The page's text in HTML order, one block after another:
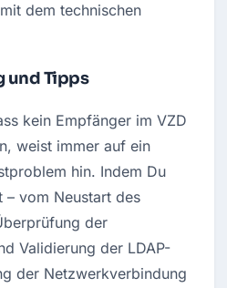
dem technischen
und Tipps
kein Empfänger im VZD
weist immer auf ein
hin. Indem Du
– vom Neustart des
der
Validierung der LDAP-
der Netzwerkverbindung